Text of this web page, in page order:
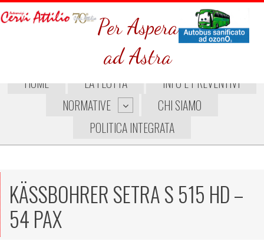
Per Aspera
ad Astra
HOME LA FLOTTA
INFO E PREVENTIVI
NORMATIVE
CHI SIAMO
POLITICA INTEGRATA
KÄSSBOHRER SETRA S 515 HD –
54 PAX